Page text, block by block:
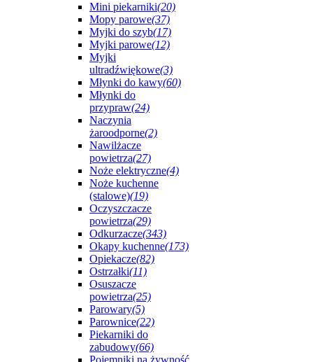
Mini piekarniki(20)
Mopy parowe(37)
Myjki do szyb(17)
Myjki parowe(12)
Myjki
ultradźwiękowe(3)
Młynki do kawy(60)
Młynki do
przypraw(24)
Naczynia
żaroodporne(2)
Nawilżacze
powietrza(27)
Noże elektryczne(4)
Noże kuchenne
(stalowe)(19)
Oczyszczacze
powietrza(29)
Odkurzacze(343)
Okapy kuchenne(173)
Opiekacze(82)
Ostrzałki(11)
Osuszacze
powietrza(25)
Parowary(5)
Parownice(22)
Piekarniki do
zabudowy(66)
Pojemniki na żywność